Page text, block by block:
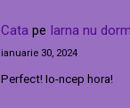
Cata pe Iarna nu
ianuarie 30, 2024
Perfect! Io-ncep hora!